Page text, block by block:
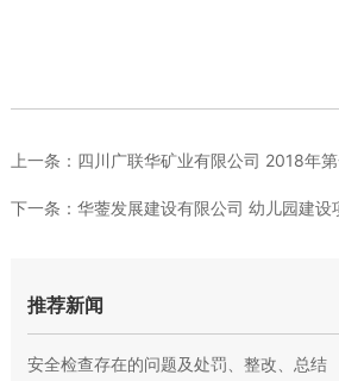
上一条： 四川广联华矿业有限公司 2018年
下一条： 华蓥发展建设有限公司 幼儿园建设项
推荐新闻
安全检查存在的问题及处罚、整改、总结